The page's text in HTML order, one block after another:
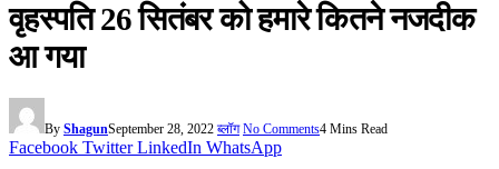
वृहस्‍पति 26 सितंबर को हमारे कितने नजदीक
आ गया
By ShagunSeptember 28, 2022 ब्लॉग No Comments4 Mins Read
Facebook Twitter LinkedIn WhatsApp